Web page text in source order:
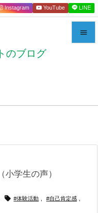
のブログ

Instagram YouTube LINE
学生の声）
 #体験活動 #自己肯定感